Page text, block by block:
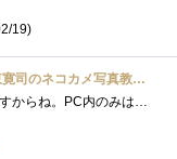
19)
ネコカメ写真教室パート2
データの保存って難しいですからね。PC内のみは論外ですが、DVD等に焼いた程度では数年で消えたりします。SDカードなんかに入れたまま保存する�...